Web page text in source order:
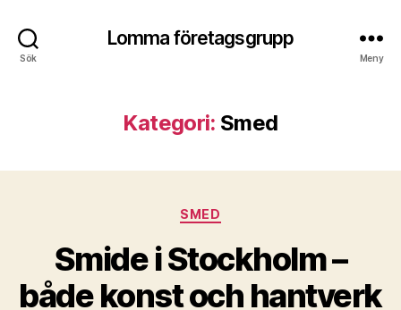
Sök
Lomma företagsgrupp
Meny
Kategori: Smed
Kategorier
SMED
Smide i Stockholm –
både konst och hantverk